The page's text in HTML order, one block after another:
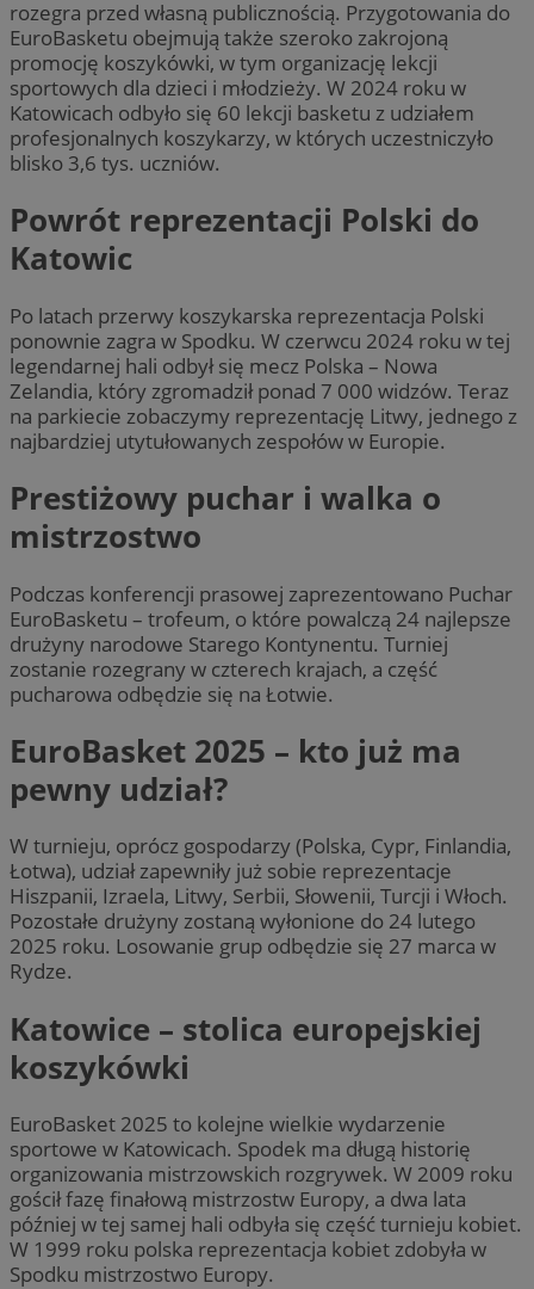
rozegra przed własną publicznością. Przygotowania do
EuroBasketu obejmują także szeroko zakrojoną
promocję koszykówki, w tym organizację lekcji
sportowych dla dzieci i młodzieży. W 2024 roku w
Katowicach odbyło się 60 lekcji basketu z udziałem
profesjonalnych koszykarzy, w których uczestniczyło
blisko 3,6 tys. uczniów.
Powrót reprezentacji Polski do
Katowic
Po latach przerwy koszykarska reprezentacja Polski
ponownie zagra w Spodku. W czerwcu 2024 roku w tej
legendarnej hali odbył się mecz Polska – Nowa
Zelandia, który zgromadził ponad 7 000 widzów. Teraz
na parkiecie zobaczymy reprezentację Litwy, jednego z
najbardziej utytułowanych zespołów w Europie.
Prestiżowy puchar i walka o
mistrzostwo
Podczas konferencji prasowej zaprezentowano Puchar
EuroBasketu – trofeum, o które powalczą 24 najlepsze
drużyny narodowe Starego Kontynentu. Turniej
zostanie rozegrany w czterech krajach, a część
pucharowa odbędzie się na Łotwie.
EuroBasket 2025 – kto już ma
pewny udział?
W turnieju, oprócz gospodarzy (Polska, Cypr, Finlandia,
Łotwa), udział zapewniły już sobie reprezentacje
Hiszpanii, Izraela, Litwy, Serbii, Słowenii, Turcji i Włoch.
Pozostałe drużyny zostaną wyłonione do 24 lutego
2025 roku. Losowanie grup odbędzie się 27 marca w
Rydze.
Katowice – stolica europejskiej
koszykówki
EuroBasket 2025 to kolejne wielkie wydarzenie
sportowe w Katowicach. Spodek ma długą historię
organizowania mistrzowskich rozgrywek. W 2009 roku
gościł fazę finałową mistrzostw Europy, a dwa lata
później w tej samej hali odbyła się część turnieju kobiet.
W 1999 roku polska reprezentacja kobiet zdobyła w
Spodku mistrzostwo Europy.